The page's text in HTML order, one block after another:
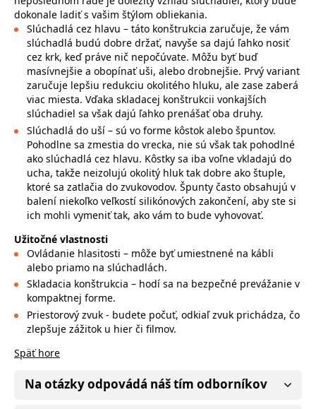
dokonale ladiť s vašim štýlom obliekania.
Slúchadlá cez hlavu – táto konštrukcia zaručuje, že vám
slúchadlá budú dobre držať, navyše sa dajú ľahko nosiť
cez krk, keď práve nič nepočúvate. Môžu byť buď
masívnejšie a obopínať uši, alebo drobnejšie. Prvý variant
zaručuje lepšiu redukciu okolitého hluku, ale zase zaberá
viac miesta. Vďaka skladacej konštrukcii vonkajších
slúchadiel sa však dajú ľahko prenášať oba druhy.
Slúchadlá do uší – sú vo forme kôstok alebo špuntov.
Pohodlne sa zmestia do vrecka, nie sú však tak pohodlné
ako slúchadlá cez hlavu. Kôstky sa iba voľne vkladajú do
ucha, takže neizolujú okolitý hluk tak dobre ako štuple,
ktoré sa zatlačia do zvukovodov. Špunty často obsahujú v
balení niekoľko veľkostí silikónových zakončení, aby ste si
ich mohli vymeniť tak, ako vám to bude vyhovovať.
Užitočné vlastnosti
Ovládanie hlasitosti – môže byť umiestnené na kábli
alebo priamo na slúchadlách.
Skladacia konštrukcia – hodí sa na bezpečné prevážanie v
kompaktnej forme.
Priestorový zvuk - budete počuť, odkiaľ zvuk prichádza, čo
zlepšuje zážitok u hier či filmov.
Späť hore
Na otázky odpovádá náš tím odborníkov